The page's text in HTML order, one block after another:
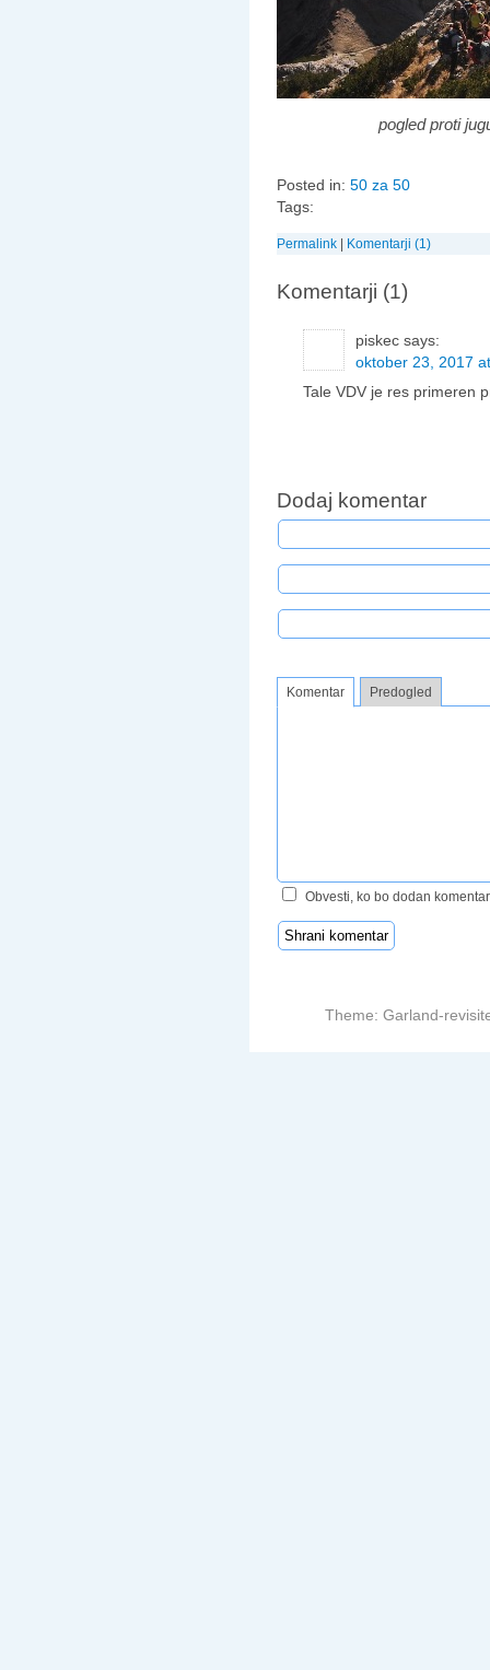
pogled proti
Posted in: 50 za 50
Tags:
Permalink Komentarji (1)
Komentarji (1)
piskec says:
oktober 23, 2017
Tale VDV je res primeren
Dodaj komentar
Komentar Predogled
Obvesti, ko bo dodan komentar
Theme: Garland-